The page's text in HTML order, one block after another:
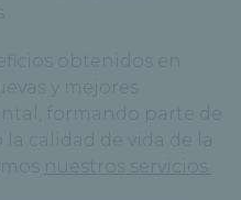
obtenidos en
y mejores
formando parte de
la calidad de vida de la
nuestros servicios.